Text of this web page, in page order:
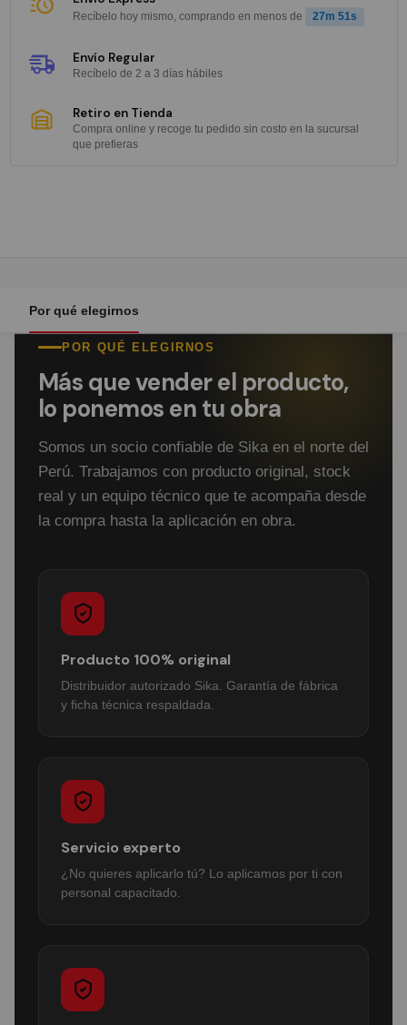
Recíbelo hoy mismo, comprando en menos de 27m 50s
Envío Regular
Recíbelo de 2 a 3 días hábiles
Retiro en Tienda
Compra online y recoge tu pedido sin costo en la sucursal
que prefieras
Por qué elegirnos
POR QUÉ ELEGIRNOS
Más que vender el producto,
lo ponemos en tu obra
Somos un socio confiable de Sika en el norte del
Perú. Trabajamos con producto original, stock
real y un equipo técnico que te acompaña desde
la compra hasta la aplicación en obra.
Producto 100% original
Distribuidor autorizado Sika. Garantía de fábrica
y ficha técnica respaldada.
Servicio experto
¿No quieres aplicarlo tú? Lo aplicamos por ti con
personal capacitado.